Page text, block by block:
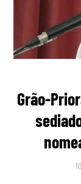
Grão-